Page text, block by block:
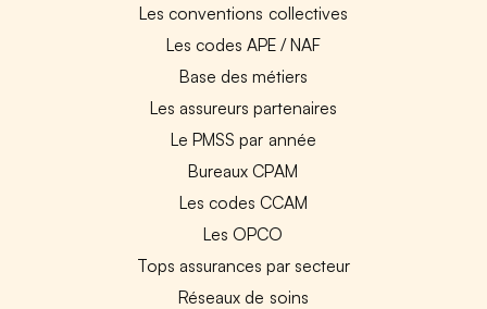
Les conventions collectives
Les codes APE / NAF
Base des métiers
Les assureurs partenaires
Le PMSS par année
Bureaux CPAM
Les codes CCAM
Les OPCO
Tops assurances par secteur
Réseaux de soins